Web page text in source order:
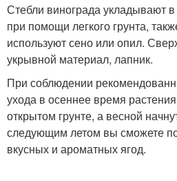
Стебли винограда укладывают
при помощи легкого грунта,
используют сено или опил.
укрывной материал, лапник.
При соблюдении
ухода в осеннее время
открытом грунте, а весной
следующим летом вы сможете
вкусных и ароматных ягод.